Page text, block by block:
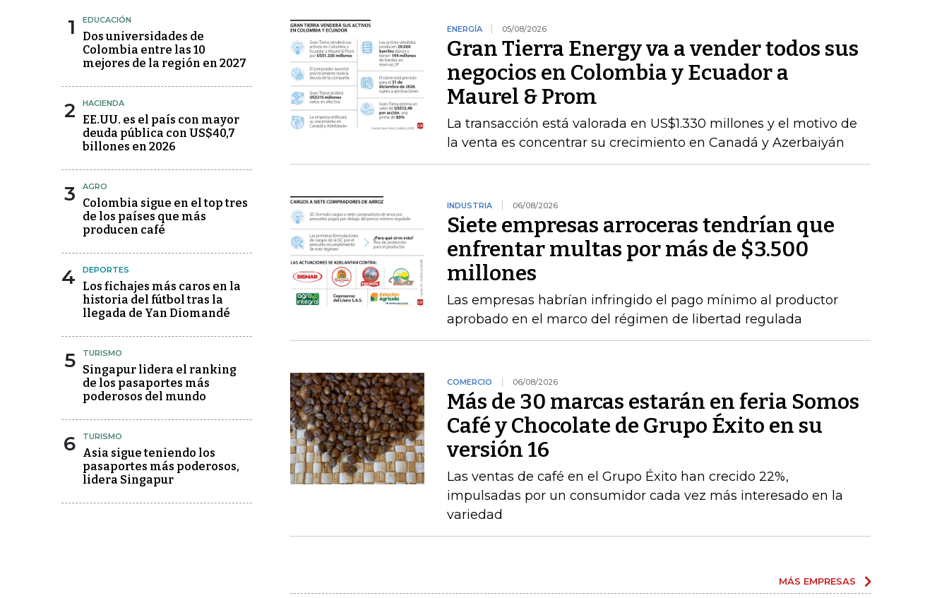
1 EDUCACIÓN
Dos universidades de
Colombia entre las 10
mejores de la región en 2027
2 HACIENDA
EE.UU. es el país con mayor
deuda pública con US$40,7
billones en 2026
3 AGRO
Colombia sigue en el top tres
de los países que más
producen café
4 DEPORTES
Los fichajes más caros en la
historia del fútbol tras la
llegada de Yan Diomandé
5 TURISMO
Singapur lidera el ranking
de los pasaportes más
poderosos del mundo
6 TURISMO
Asia sigue teniendo los
pasaportes más poderosos,
lidera Singapur
ENERGÍA 05/08/2026
Gran Tierra Energy va a vender todos sus
negocios en Colombia y Ecuador a
Maurel & Prom
La transacción está valorada en US$1.330 millones y el motivo de
la venta es concentrar su crecimiento en Canadá y Azerbaiyán
INDUSTRIA 06/08/2026
Siete empresas arroceras tendrían que
enfrentar multas por más de $3.500
millones
Las empresas habrían infringido el pago mínimo al productor
aprobado en el marco del régimen de libertad regulada
COMERCIO 06/08/2026
Más de 30 marcas estarán en feria Somos
Café y Chocolate de Grupo Éxito en su
versión 16
Las ventas de café en el Grupo Éxito han crecido 22%,
impulsadas por un consumidor cada vez más interesado en la
variedad
MÁS EMPRESAS